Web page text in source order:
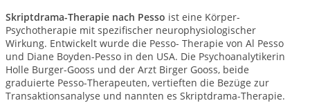
Skriptdrama-Therapie nach Pesso ist eine Körper-
Psychotherapie mit spezifischer neurophysiologischer
Wirkung. Entwickelt wurde die Pesso- Therapie von Al Pesso
und Diane Boyden-Pesso in den USA. Die Psychoanalytikerin
Holle Burger-Gooss und der Arzt Birger Gooss, beide
graduierte Pesso-Therapeuten, vertieften die Bezüge zur
Transaktionsanalyse und nannten es Skriptdrama-Therapie.